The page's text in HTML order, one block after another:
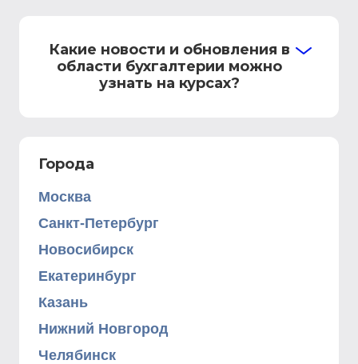
Какие новости и обновления в
области бухгалтерии можно
узнать на курсах?
Города
Москва
Санкт-Петербург
Новосибирск
Екатеринбург
Казань
Нижний Новгород
Челябинск